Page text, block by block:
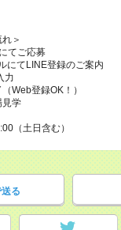
＞
てご応募
にてLINE登録のご案内
力
Web登録OK！）
見学
（土日含む）
る